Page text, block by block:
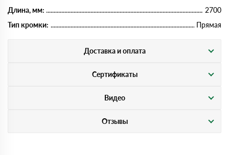
Длина, мм:
2700
Тип кромки:
Прямая
Доставка и оплата
Сертификаты
Видео
Отзывы